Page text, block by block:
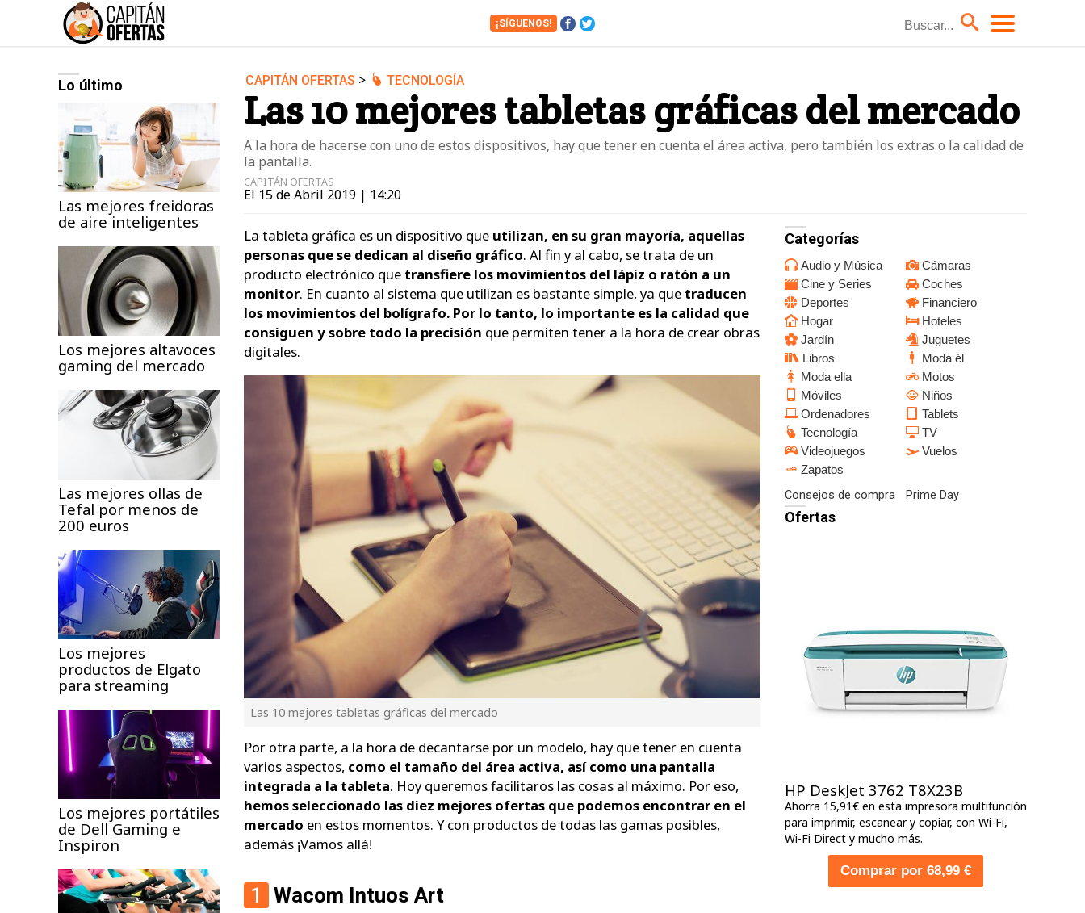
¡SÍGUENOS!
Audio y Música Cámaras
Deportes
Financiero Hogar
Hoteles
Jardín
Juguetes Libros
Moda él
Moda ella
Ordenadores
Tablets
Videojuegos
Lo último
Las mejores freidoras
de aire inteligentes
Los mejores altavoces
gaming del mercado
Las mejores ollas de
Tefal por menos de
200 euros
Los mejores
productos de Elgato
para streaming
Los mejores portátiles
de Dell Gaming e
Inspiron
CAPITÁN OFERTAS > TECNOLOGÍA
Las 10 mejores tabletas gráficas del mercado
A la hora de hacerse con uno de estos dispositivos, hay que tener en cuenta el área activa, pero también los extras o la calidad de
la pantalla.
CAPITÁN OFERTAS
El 15 de Abril 2019 | 14:20
La tableta gráfica es un dispositivo que utilizan, en su gran mayoría, aquellas
personas que se dedican al diseño gráfico. Al fin y al cabo, se trata de un
producto electrónico que transfiere los movimientos del lápiz o ratón a un
monitor. En cuanto al sistema que utilizan es bastante simple, ya que traducen
los movimientos del bolígrafo. Por lo tanto, lo importante es la calidad que
consiguen y sobre todo la precisión que permiten tener a la hora de crear obras
digitales.
Las 10 mejores tabletas gráficas del mercado
Por otra parte, a la hora de decantarse por un modelo, hay que tener en cuenta
varios aspectos, como el tamaño del área activa, así como una pantalla
integrada a la tableta. Hoy queremos facilitaros las cosas al máximo. Por eso,
hemos seleccionado las diez mejores ofertas que podemos encontrar en el
mercado en estos momentos. Y con productos de todas las gamas posibles,
además ¡Vamos allá!
1 Wacom Intuos Art
Categorías
Audio y Música
Cámaras
Cine y Series
Coches
Deportes
Financiero
Hogar
Hoteles
Jardín
Juguetes
Libros
Moda él
Moda ella
Motos
Móviles
Niños
Ordenadores
Tablets
Tecnología
TV
Videojuegos
Vuelos
Zapatos
Consejos de compra Prime Day
Ofertas
HP DeskJet 3762 T8X23B
Ahorra 15,91€ en esta impresora multifunción
para imprimir, escanear y copiar, con Wi-Fi,
Wi-Fi Direct y mucho más.
Comprar por 68,99 €